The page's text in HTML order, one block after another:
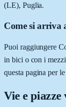
(LE), Puglia.
Come si arriva
Puoi raggiungere
in bici o con i
questa pagina per
Vie e piazze